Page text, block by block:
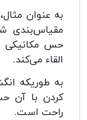
به عنوان
حس مکانیکی
القاء می‌کند.
به طوریکه
کردن با آن
راحت است.